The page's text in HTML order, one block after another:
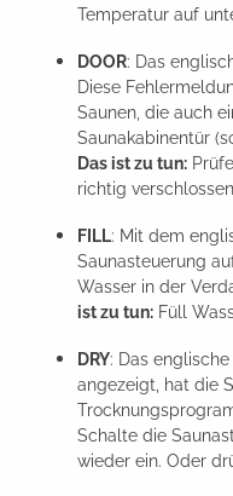
Temperatur auf
DOOR: Das
Diese
Saunen, die auch
Saunakabinentür
Das ist zu tun:
richtig
FILL: Mit dem
Saunasteuerung
Wasser in der
ist zu tun: Füll
DRY: Das
angezeigt, hat die
Schalte die
wieder ein. Oder